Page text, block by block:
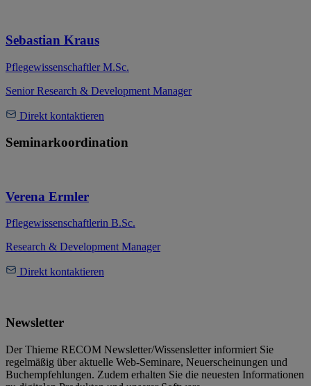
Sebastian Kraus
Pflegewissenschaftler M.Sc.
Senior Research & Development Manager
Direkt kontaktieren
Seminarkoordination
Verena Ermler
Pflegewissenschaftlerin B.Sc.
Research & Development Manager
Direkt kontaktieren
Newsletter
Der Thieme RECOM Newsletter/Wissensletter informiert Sie
regelmäßig über aktuelle Web-Seminare, Neuerscheinungen und
Buchempfehlungen. Zudem erhalten Sie die neuesten Informationen